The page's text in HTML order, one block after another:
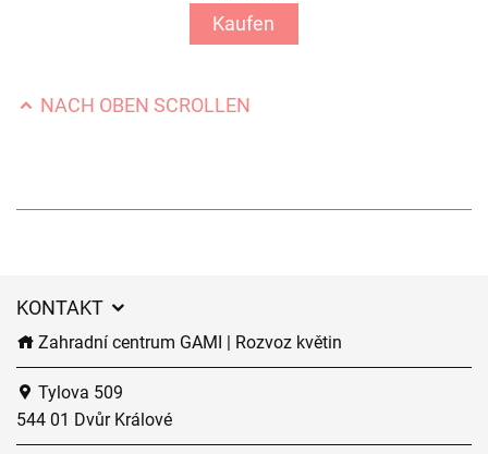
Kaufen
NACH OBEN SCROLLEN
KONTAKT
Zahradní centrum GAMI | Rozvoz květin
Tylova 509
544 01 Dvůr Králové